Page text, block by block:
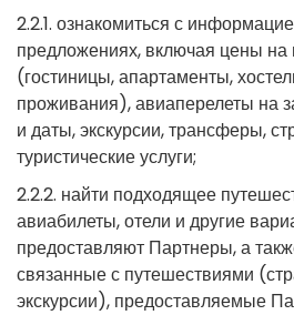
2.2.1. ознакомиться с
предложениях, включая цены
(гостиницы, апартаменты,
проживания), авиаперелеты на
и даты, экскурсии, трансферы,
туристические услуги;
2.2.2. найти подходящее
авиабилеты, отели и другие
предоставляют Партнеры, а
связанные с путешествиями
экскурсии), предоставляемые